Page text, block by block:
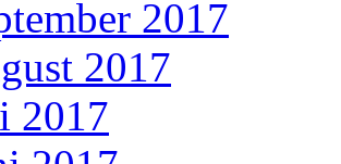
2017
2017
2017